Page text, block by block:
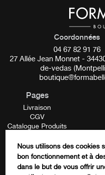
L’abricotier appartient à la
petit arbre adapté aux
méditerranéennes. Nous
amande, les noyaux
représente 20% de leur
d’huile. Celle-ci est
à partir des amandes
__________
Conseils d’utilisation:
Pour un soin
Coordonnées
04 67 82 91 76
27 Allée Jean Monnet -
de-vedas
Pages
Livraison
CGV
Catalogue Produits
Contactez-nous
FORMATION
Nous utilisons des cookies
bon fonctionnement et à
dans le but de vous offrir